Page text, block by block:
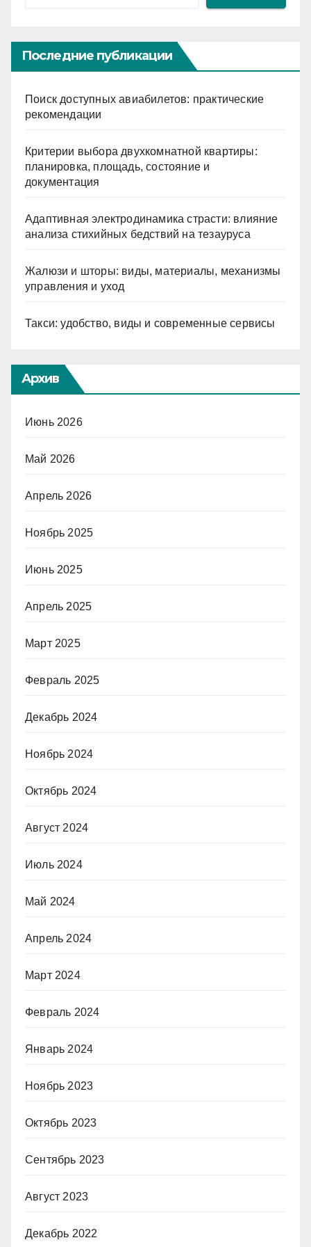
Последние публикации
Поиск доступных авиабилетов: практические
рекомендации
Критерии выбора двухкомнатной квартиры:
планировка, площадь, состояние и
документация
Адаптивная электродинамика страсти: влияние
анализа стихийных бедствий на тезауруса
Жалюзи и шторы: виды, материалы, механизмы
управления и уход
Такси: удобство, виды и современные сервисы
Архив
Июнь 2026
Май 2026
Апрель 2026
Ноябрь 2025
Июнь 2025
Апрель 2025
Март 2025
Февраль 2025
Декабрь 2024
Ноябрь 2024
Октябрь 2024
Август 2024
Июль 2024
Май 2024
Апрель 2024
Март 2024
Февраль 2024
Январь 2024
Ноябрь 2023
Октябрь 2023
Сентябрь 2023
Август 2023
Декабрь 2022